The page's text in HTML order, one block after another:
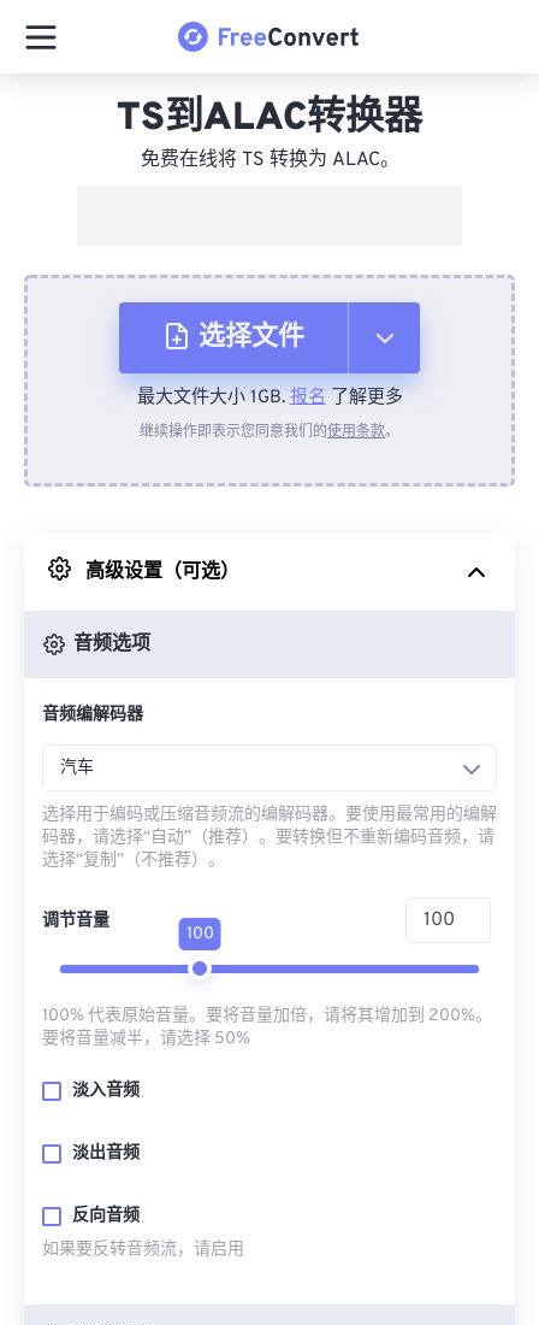
TS到ALAC转换器
免费在线将 TS 转换为 ALAC。
选择文件
从设备
来自 Google Drive
最大文件大小 1GB.报名了解更多
继续操作即表示您同意我们的使用条款。
高级设置（可选）
音频选项
音频编解码器
汽车
选择用于编码或压缩音频流的编解码器。要使用最常用的编解
码器，请选择“自动”（推荐）。要转换但不重新编码音频，请
选择“复制”（不推荐）。
调节音量
100
100% 代表原始音量。要将音量加倍，请将其增加到 200%。
要将音量减半，请选择 50%
淡入音频
淡出音频
反向音频
如果要反转音频流，请启用